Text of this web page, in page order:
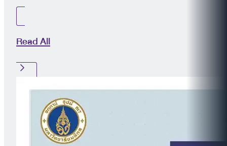
Read All